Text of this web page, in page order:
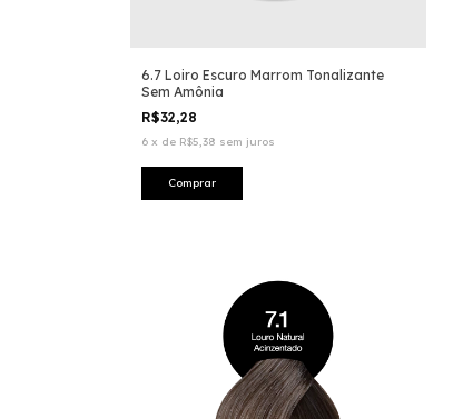
6.7 Loiro Escuro Marrom Tonalizante
Sem Amônia
R$32,28
6 x de R$5,38 sem juros